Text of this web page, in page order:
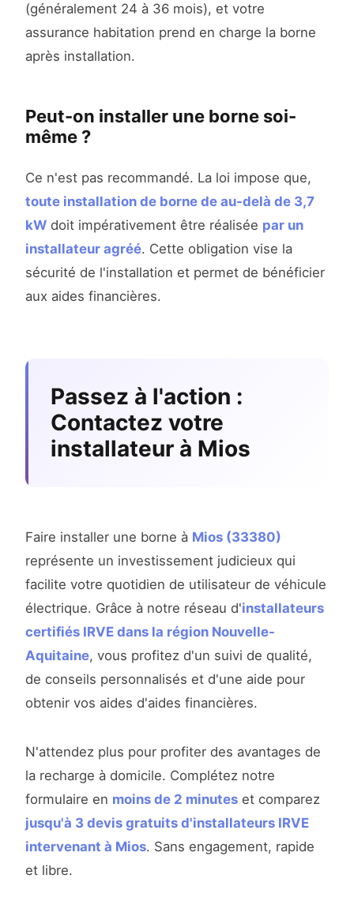
(généralement 24 à 36 mois), et votre
assurance habitation prend en charge la borne
après installation.
Peut-on installer une borne soi-
même ?
Ce n'est pas recommandé. La loi impose que,
toute installation de borne de au-delà de 3,7
kW doit impérativement être réalisée par un
installateur agréé. Cette obligation vise la
sécurité de l'installation et permet de bénéficier
aux aides financières.
Passez à l'action :
Contactez votre
installateur à Mios
Faire installer une borne à Mios (33380)
représente un investissement judicieux qui
facilite votre quotidien de utilisateur de véhicule
électrique. Grâce à notre réseau d'installateurs
certifiés IRVE dans la région Nouvelle-
Aquitaine, vous profitez d'un suivi de qualité,
de conseils personnalisés et d'une aide pour
obtenir vos aides d'aides financières.
N'attendez plus pour profiter des avantages de
la recharge à domicile. Complétez notre
formulaire en moins de 2 minutes et comparez
jusqu'à 3 devis gratuits d'installateurs IRVE
intervenant à Mios. Sans engagement, rapide
et libre.